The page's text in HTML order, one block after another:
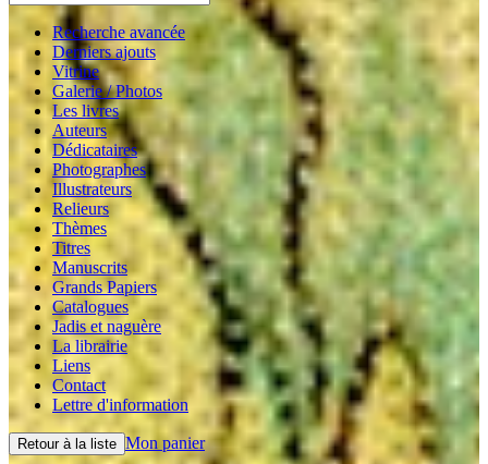
Recherche avancée
Derniers ajouts
Vitrine
Galerie / Photos
Les livres
Auteurs
Dédicataires
Photographes
Illustrateurs
Relieurs
Thèmes
Titres
Manuscrits
Grands Papiers
Catalogues
Jadis et naguère
La librairie
Liens
Contact
Lettre d'information
Retour à la liste Mon panier